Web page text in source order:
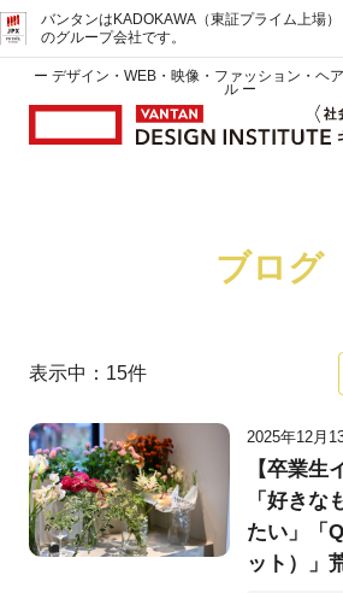
バンタンはKADOKAWA（東証プライム上場）
のグループ会社です。
ー デザイン・WEB・映像・ファッション・ヘ
ル ー
ブログ
表示中： 15件
2025年12月
【卒業生
「好きな
たい」「
ット）」